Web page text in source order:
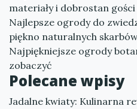
materiały i dobrostan gości
Najlepsze ogrody do
piękno naturalnych
Najpiękniejsze ogrody
zobaczyć
Polecane wpisy
Jadalne kwiaty: Kulinarna